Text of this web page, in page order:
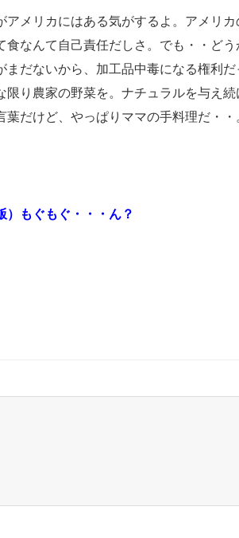
アメリカにはある気がするよ。アメリ
食なんて自己責任だしさ。でも・・ど
まだないから、加工品中毒になる権利
限り農家の野菜を。ナチュラルを与え
葉だけど、やっぱりママの手料理だ・
）もぐもぐ・・・ん？